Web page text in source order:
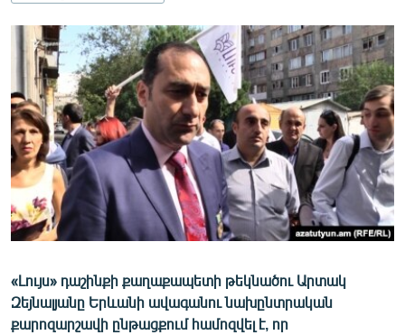
ՏԱՐԱԾԱՇՐՋԱՆ
ՄԻՋԱԶԳԱՅԻՆ
ՄՇԱԿՈՒՅԹ
ՍՊՈՐՏ
ՄԵԿՆԱԲԱՆՈՒԹՅՈՒՆ
ՏՏ ԵՒ ԻՆՏԵՐՆԵՏ
ԿՈՐՈՆԱՎԻՐՈՒՍ
ՏԵՍԱՆՅՈՒԹԵՐ
ԲԱՆԱՎԵՃ
«Լույս» դաշինքի քաղաքապետի թեկնածու Արտակ
Զեյնալյանը Երևանի ավագանու նախընտրական
քարոզարշավի ընթացքում համոզվել է, որ